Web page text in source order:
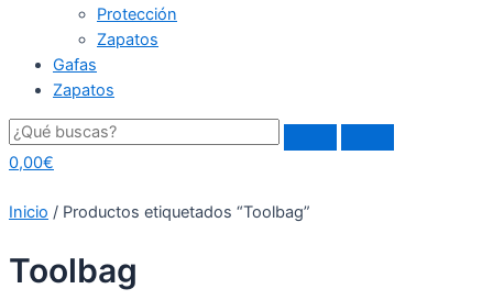
Protección
Zapatos
Gafas
Zapatos
0,00€
Inicio / Productos etiquetados “Toolbag”
Toolbag